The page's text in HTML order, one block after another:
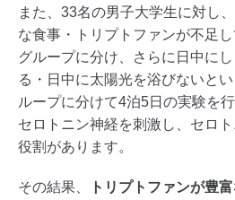
また、33名の男子大学生に対し
な食事・トリプトファンが不足
グループに分け、さらに日中に
る・日中に太陽光を浴びないと
ループに分けて4泊5日の実験を
セロトニン神経を刺激し、セロ
役割があります。
その結果、
トリプトファンが豊